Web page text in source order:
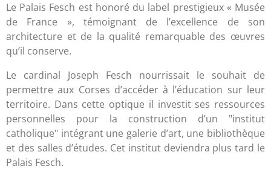
Le Palais Fesch est honoré du label prestigieux « Musée
de France », témoignant de l’excellence de son
architecture et de la qualité remarquable des œuvres
qu’il conserve.
Le cardinal Joseph Fesch nourrissait le souhait de
permettre aux Corses d’accéder à l’éducation sur leur
territoire. Dans cette optique il investit ses ressources
personnelles pour la construction d’un "institut
catholique" intégrant une galerie d’art, une bibliothèque
et des salles d’études. Cet institut deviendra plus tard le
Palais Fesch.